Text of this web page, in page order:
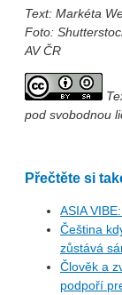
Text: Markéta
Foto:
AV ČR
pod svobodnou
Přečtěte si
ASIA
Čeština
zůstává
Člověk a
podpoří